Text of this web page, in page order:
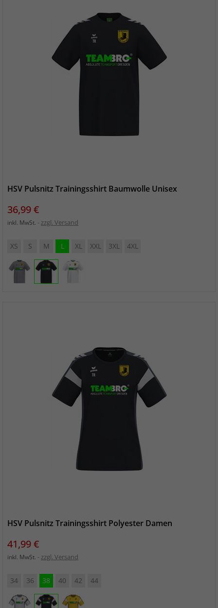
HSV Pulsnitz Trainingsshirt Baumwolle Unisex
Preis
36,99 €
inkl. MwSt. zzgl. Versand
XS S M L XL XXL 3XL 4XL
HSV Pulsnitz Trainingsshirt Polyester Damen
Preis
41,99 €
inkl. MwSt. zzgl. Versand
34 36 38 40 42 44